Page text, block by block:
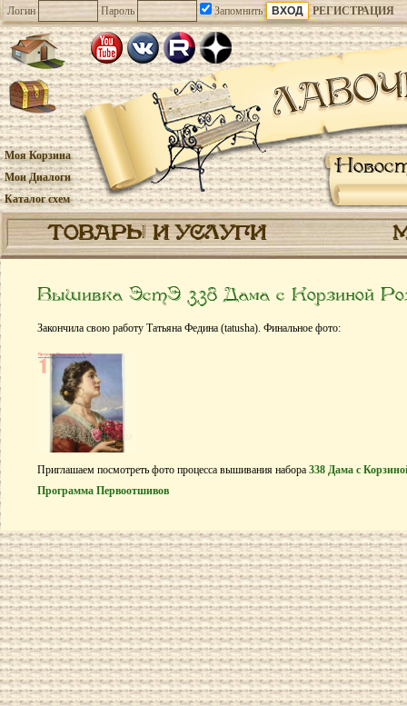
Логин Пароль Запомнить РЕГИСТРАЦИЯ
Моя Корзина
Мои Диалоги
Каталог схем
ТОВАРЫ И УСЛУГИ
Вышивка ЭстЭ 338 Дама с Корзиной
Закончила свою работу Татьяна Федина (tatusha). Финальное фото:
Приглашаем посмотреть фото процесса вышивания набора 338 Дама с
Программа Первоотшивов